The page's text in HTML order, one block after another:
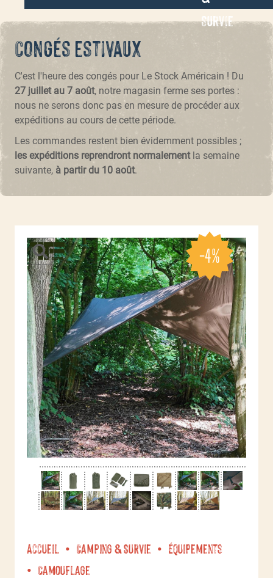
Survie
Congés estivaux
C'est l'heure des congés pour Le Stock Américain ! Du
27 juillet au 7 août, notre magasin ferme ses portes :
nous ne serons donc pas en mesure de procéder aux
expéditions au cours de cette période.
Les commandes restent bien évidemment possibles ;
les expéditions reprendront normalementla semaine
suivante, à partir du 10 août.
-4%
Accueil Camping & Survie
Équipements
Camouflage